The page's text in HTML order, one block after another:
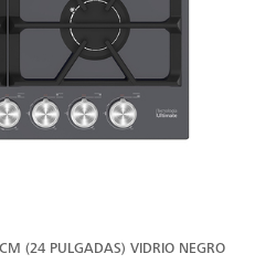
(24 PULGADAS) VIDRIO NEGRO